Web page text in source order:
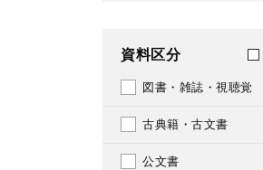
資料区分
図書・雑誌・視聴覚
古典籍・古文書
公文書